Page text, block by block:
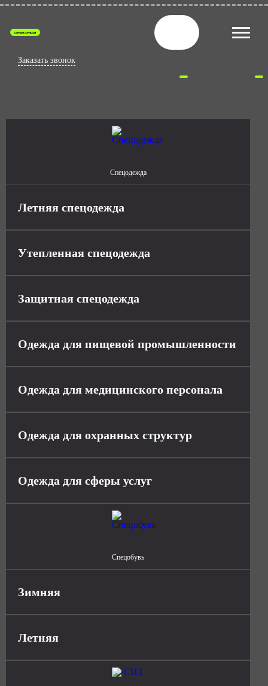
спецодежда
Заказать звонок
Спецодежда
Летняя спецодежда
Утепленная спецодежда
Защитная спецодежда
Одежда для пищевой промышленности
Одежда для медицинского персонала
Одежда для охранных структур
Одежда для сферы услуг
Спецобувь
Зимняя
Летняя